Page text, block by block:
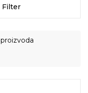
Filter
proizvoda